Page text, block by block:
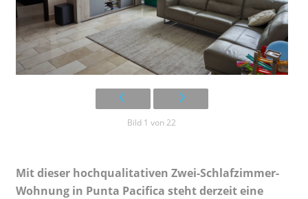
Bild 1 von 22
Mit dieser hochqualitativen Zwei-Schlafzimmer-
Wohnung in Punta Pacifica steht derzeit eine